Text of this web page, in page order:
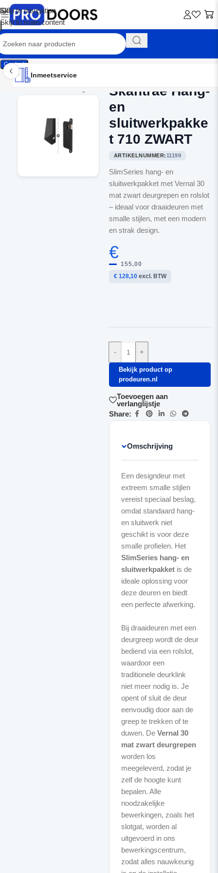
Skip to navigation
Skip to main content
Contact
Inmeetservice
Montageservice
Advies op maat
Showroom
Inmeetservice
Skantrae Hang-
en
sluitwerkpakke
t 710 ZWART
ARTIKELNUMMER:11199
SlimSeries hang- en
sluitwerkpakket met Vernal 30
mat zwart deurgrepen en rolslot
– ideaal voor draaideuren met
smalle stijlen, met een modern
en strak design.
€
155,00
€ 128,10excl. BTW
- +
Bekijk product op
prodeuren.nl
Toevoegen aan
verlanglijstje
Share:
Omschrijving
Een designdeur met
extreem smalle stijlen
vereist speciaal beslag,
omdat standaard hang-
en sluitwerk niet
geschikt is voor deze
smalle profielen. Het
SlimSeries hang- en
sluitwerkpakketis de
ideale oplossing voor
deze deuren en biedt
een perfecte afwerking.
Bij draaideuren met een
deurgreep wordt de deur
bediend via een rolslot,
waardoor een
traditionele deurklink
niet meer nodig is. Je
opent of sluit de deur
eenvoudig door aan de
greep te trekken of te
duwen. De Vernal 30
mat zwart deurgrepen
worden los
meegeleverd, zodat je
zelf de hoogte kunt
bepalen. Alle
noodzakelijke
bewerkingen, zoals het
slotgat, worden al
uitgevoerd in ons
bewerkingscentrum,
zodat alles nauwkeurig